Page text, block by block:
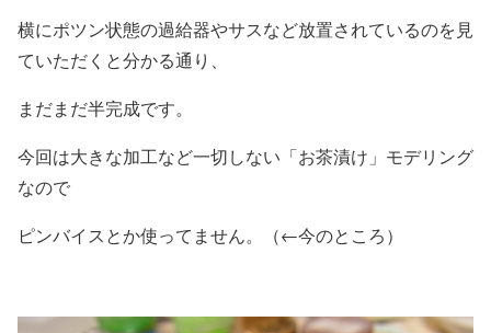
横にポツン状態の過給器やサスなど放置されているのを見
ていただくと分かる通り、
まだまだ半完成です。
今回は大きな加工など一切しない「お茶漬け」モデリング
なので
ピンバイスとか使ってません。（←今のところ）